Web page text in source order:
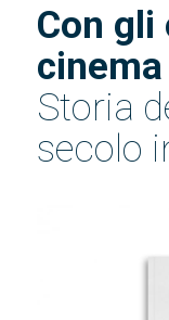
Con gli
cinema
Storia
secolo
Potrai